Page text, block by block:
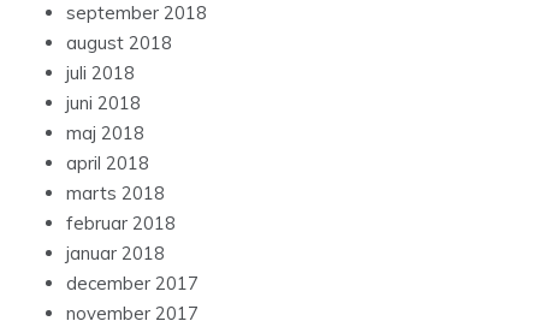
september 2018
august 2018
juli 2018
juni 2018
maj 2018
april 2018
marts 2018
februar 2018
januar 2018
december 2017
november 2017